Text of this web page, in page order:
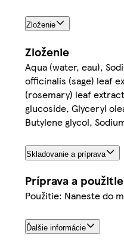
Zloženie
Zloženie
Aqua (water, eau),
officinalis (sage) leaf
(rosemary) leaf
glucoside, Glyceryl
Butylene glycol,
Skladovanie a príprava
Príprava a použitie
Použitie: Naneste do
Ďalšie informácie